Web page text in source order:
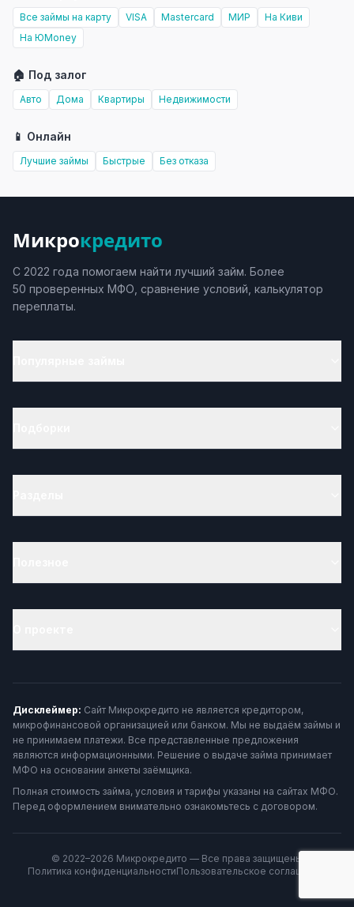
Все займы на карту VISA Mastercard МИР
На Киви
На ЮMoney
🏠 Под залог
Авто Дома Квартиры Недвижимости
📱 Онлайн
Лучшие займы Быстрые Без отказа
Микрокредито
С 2022 года помогаем найти лучший займ. Более
50 проверенных МФО, сравнение условий, калькулятор
переплаты.
Дисклеймер: Сайт Микрокредито не является кредитором,
микрофинансовой организацией или банком. Мы не выдаём займы и
не принимаем платежи. Все представленные предложения
являются информационными. Решение о выдаче займа принимает
МФО на основании анкеты заёмщика.
Полная стоимость займа, условия и тарифы указаны на сайтах МФО.
Перед оформлением внимательно ознакомьтесь с договором.
© 2022–2026 Микрокредито — Все права защищены
Политика конфиденциальностиПользовательское соглашение